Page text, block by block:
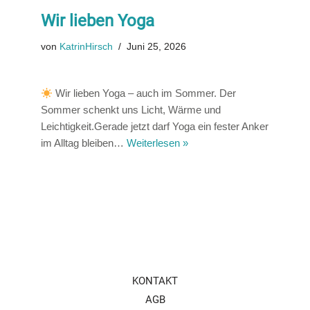
Wir lieben Yoga
von KatrinHirsch Juni 25, 2026
Wir lieben Yoga – auch im Sommer. Der
Sommer schenkt uns Licht, Wärme und
Leichtigkeit.Gerade jetzt darf Yoga ein fester Anker
im Alltag bleiben… Weiterlesen »
KONTAKT
AGB